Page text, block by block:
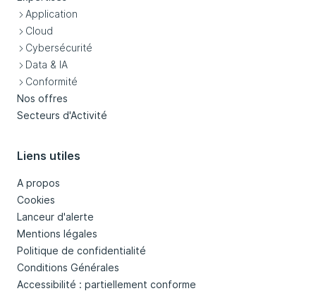
Application
Cloud
Cybersécurité
Data & IA
Conformité
Nos offres
Secteurs d'Activité
Liens utiles
A propos
Cookies
Lanceur d'alerte
Mentions légales
Politique de confidentialité
Conditions Générales
Accessibilité : partiellement conforme